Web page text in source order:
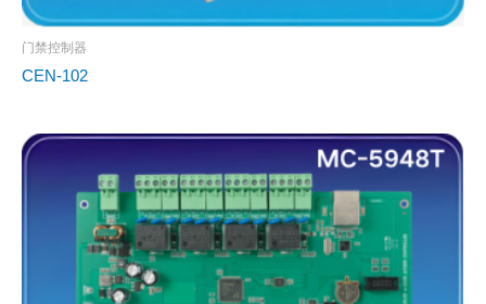
门禁控制器
CEN-102